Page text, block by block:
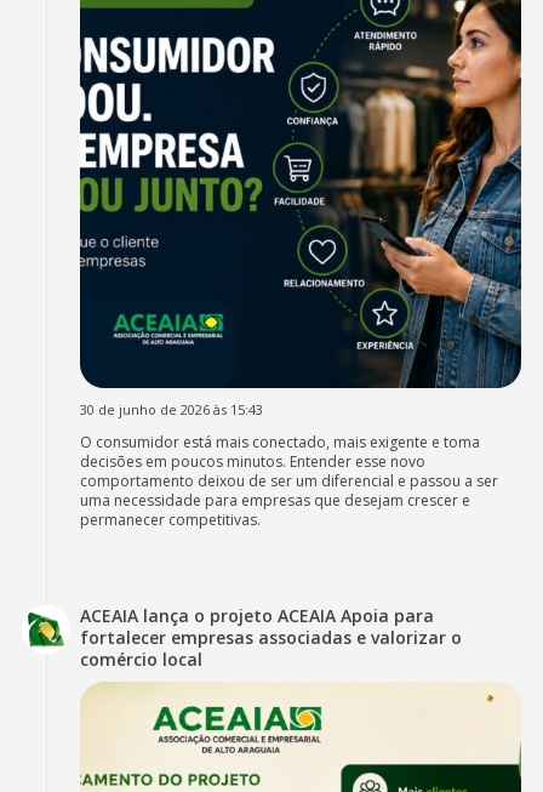
30 de junho de 2026 às 15:43
O consumidor está mais conectado, mais exigente e toma
decisões em poucos minutos. Entender esse novo
comportamento deixou de ser um diferencial e passou a ser
uma necessidade para empresas que desejam crescer e
permanecer competitivas.
ACEAIA lança o projeto ACEAIA Apoia para
fortalecer empresas associadas e valorizar o
comércio local